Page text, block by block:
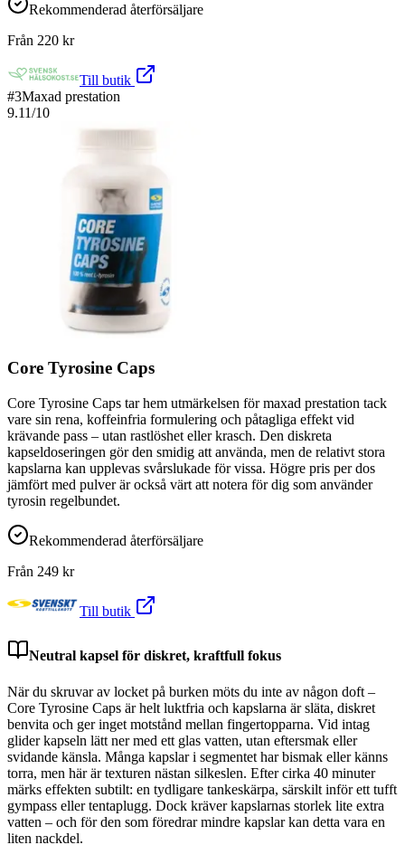
Rekommenderad återförsäljare
Från 220 kr
Till butik
#3Maxad prestation
9.11/10
Core Tyrosine Caps
Core Tyrosine Caps tar hem utmärkelsen för maxad prestation tack
vare sin rena, koffeinfria formulering och påtagliga effekt vid
krävande pass – utan rastlöshet eller krasch. Den diskreta
kapseldoseringen gör den smidig att använda, men de relativt stora
kapslarna kan upplevas svårslukade för vissa. Högre pris per dos
jämfört med pulver är också värt att notera för dig som använder
tyrosin regelbundet.
Rekommenderad återförsäljare
Från 249 kr
Till butik
Neutral kapsel för diskret, kraftfull fokus
När du skruvar av locket på burken möts du inte av någon doft –
Core Tyrosine Caps är helt luktfria och kapslarna är släta, diskret
benvita och ger inget motstånd mellan fingertopparna. Vid intag
glider kapseln lätt ner med ett glas vatten, utan eftersmak eller
svidande känsla. Många kapslar i segmentet har bismak eller känns
torra, men här är texturen nästan silkeslen. Efter cirka 40 minuter
märks effekten subtilt: en tydligare tankeskärpa, särskilt inför ett tufft
gympass eller tentaplugg. Dock kräver kapslarnas storlek lite extra
vatten – och för den som föredrar mindre kapslar kan detta vara en
liten nackdel.